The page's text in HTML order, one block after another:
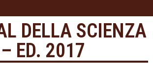
DELLA SCIENZA
– ED. 2017